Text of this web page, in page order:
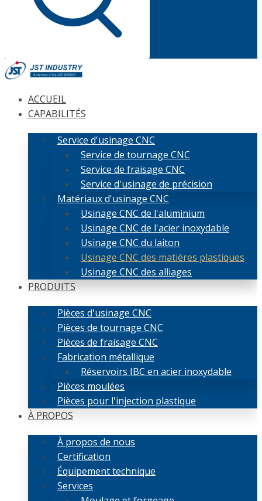
ACCUEIL
CAPABILITÉS
Service d'usinage CNC
Service de tournage CNC
Service de fraisage CNC
Service d'usinage de précision
Matériaux d'usinage CNC
Usinage CNC de l'aluminium
Usinage CNC de l'acier inoxydable
Usinage CNC du laiton
Usinage CNC des matières plastiques
Usinage CNC des alliages
PRODUITS
Pièces d'usinage CNC
Pièces de tournage CNC
Pièces de fraisage CNC
Fabrication métallique
Réservoirs IBC en acier inoxydable
Pièces moulées
Pièces pour l'injection plastique
À PROPOS
À propos de nous
Certification
Équipement technique
Services